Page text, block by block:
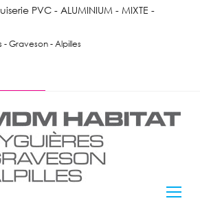
PVC - ALUMINIUM - MIXTE -
Graveson - Alpilles